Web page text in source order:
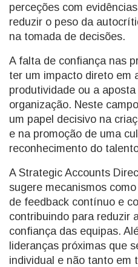
perceções com
reduzir o peso da
na tomada de decisões.
A falta de confiança nas
ter um impacto direto em
produtividade ou a
organização. Neste
um papel decisivo na
e na promoção de uma
reconhecimento do
A Strategic Accounts
sugere mecanismos
de feedback contínuo e
contribuindo para reduzir
confiança das equipas.
lideranças próximas que
individual e não tanto em